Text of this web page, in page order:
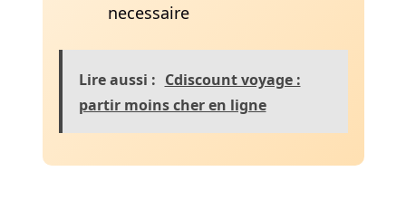
necessaire
Lire aussi : Cdiscount voyage :
partir moins cher en ligne